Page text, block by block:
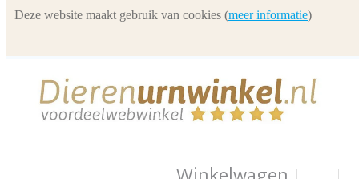
Deze website maakt gebruik van cookies (meer informatie)